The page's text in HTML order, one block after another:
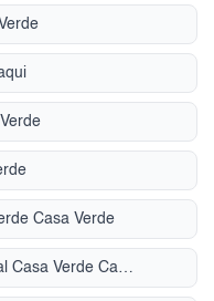
Casa Verde
Condomínio Conjunto Residencial Casa Verde Casa Verde